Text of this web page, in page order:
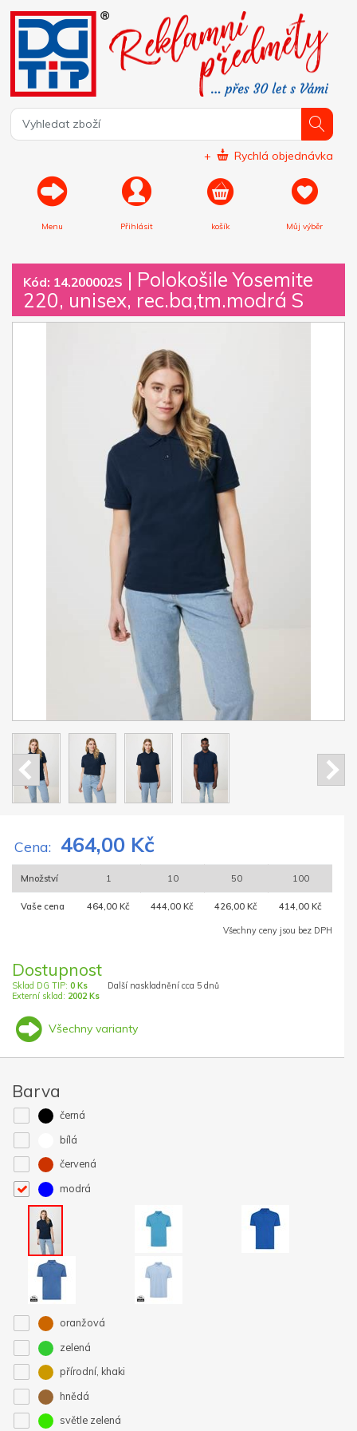
+ Rychlá objednávka
Menu Přihlásit košík Můj výběr
Kód: 14.200002S | Polokošile Yosemite
220, unisex, rec.ba,tm.modrá S
Cena: 464,00 Kč
Množství 1 10 50 100
Vaše cena 464,00 Kč 444,00 Kč 426,00 Kč 414,00 Kč
Všechny ceny jsou bez DPH
Dostupnost
Sklad DG TIP: 0 Ks
Externí sklad: 2002 Ks
Další naskladnění cca 5 dnů
Všechny varianty
Barva
černá
bílá
červená
modrá
oranžová
zelená
přírodní, khaki
hnědá
světle zelená